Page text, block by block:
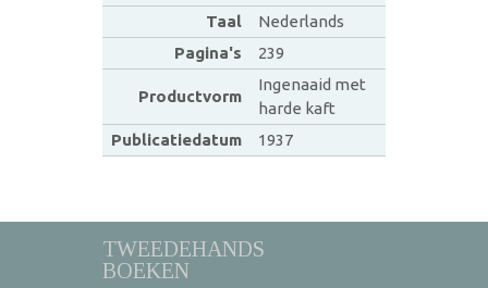
Taal
Nederlands
Pagina's
239
Productvorm
Ingenaaid met
harde kaft
Publicatiedatum
1937
TWEEDEHANDS
BOEKEN